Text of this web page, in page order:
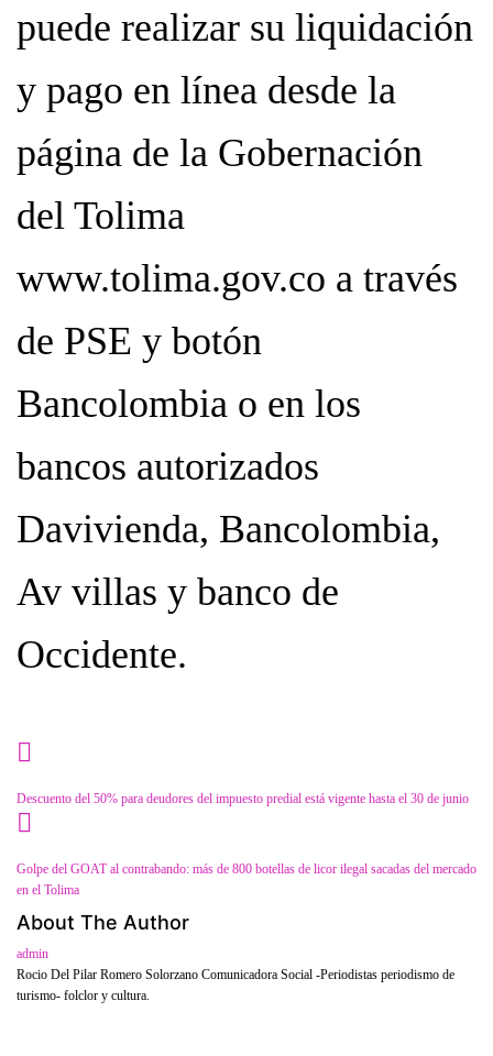
puede realizar su liquidación
y pago en línea desde la
página de la Gobernación
del Tolima
www.tolima.gov.co a través
de PSE y botón
Bancolombia o en los
bancos autorizados
Davivienda, Bancolombia,
Av villas y banco de
Occidente.
Descuento del 50% para deudores del impuesto predial está vigente hasta el 30 de junio
Golpe del GOAT al contrabando: más de 800 botellas de licor ilegal sacadas del mercado
en el Tolima
About The Author
admin
Rocio Del Pilar Romero Solorzano Comunicadora Social -Periodistas periodismo de
turismo- folclor y cultura.